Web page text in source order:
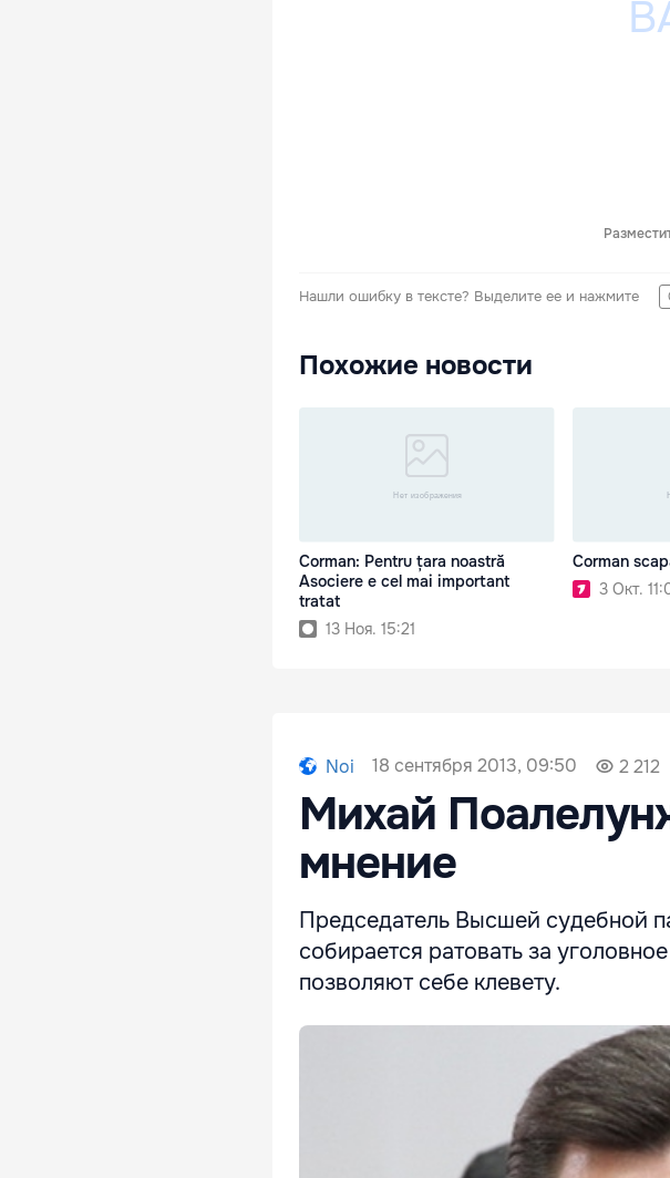
Нашли ошибку в тексте? Выделите ее и нажмите
Похожие новости
Corman: Pentru țara noastră
Asociere e cel mai important
tratat
13 Ноя. 15:21
Corman
3 Окт.
Noi 18 сентября 2013, 09:50 2 212
Михай
мнение
Председатель Высшей судебной
собирается ратовать за
позволяют себе клевету.